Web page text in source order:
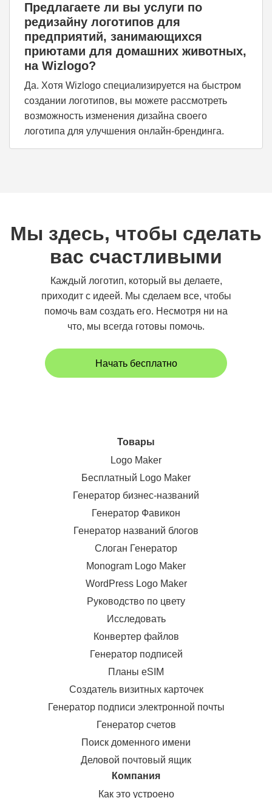
Предлагаете ли вы услуги по
редизайну логотипов для
предприятий, занимающихся
приютами для домашних животных,
на Wizlogo?
Да. Хотя Wizlogo специализируется на быстром
создании логотипов, вы можете рассмотреть
возможность изменения дизайна своего
логотипа для улучшения онлайн-брендинга.
Мы здесь, чтобы сделать
вас счастливыми
Каждый логотип, который вы делаете,
приходит с идеей. Мы сделаем все, чтобы
помочь вам создать его. Несмотря ни на
что, мы всегда готовы помочь.
Начать бесплатно
Товары
Logo Maker
Бесплатный Logo Maker
Генератор бизнес-названий
Генератор Фавикон
Генератор названий блогов
Слоган Генератор
Monogram Logo Maker
WordPress Logo Maker
Руководство по цвету
Исследовать
Конвертер файлов
Генератор подписей
Планы eSIM
Создатель визитных карточек
Генератор подписи электронной почты
Генератор счетов
Поиск доменного имени
Деловой почтовый ящик
Компания
Как это устроено